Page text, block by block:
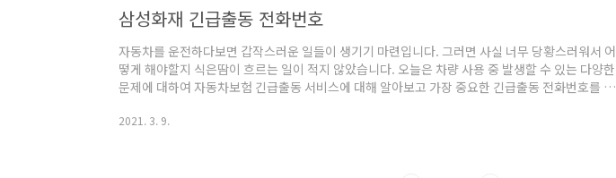
삼성화재 긴급출동 전화번호
자동차를 운전하다보면 갑작스러운 일들이 생기기 마련입니다. 그러면 사실 너무 당황스러워서 어
떻게 해야할지 식은땀이 흐르는 일이 적지 않았습니다. 오늘은 차량 사용 중 발생할 수 있는 다양한
문제에 대하여 자동차보험 긴급출동 서비스에 대해 알아보고 가장 중요한 긴급출동 전화번호를 포
스'라고 합니다. 삼성화재 (다이렉트) 긴급출동 서비스 (애니카서비스) 고장출동 서비스 서비스 대
2021. 3. 9.